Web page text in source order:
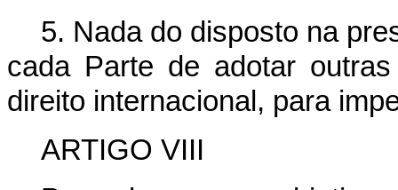
5. Nada do disposto na
cada Parte de adotar
direito internacional, para
ARTIGO VIII